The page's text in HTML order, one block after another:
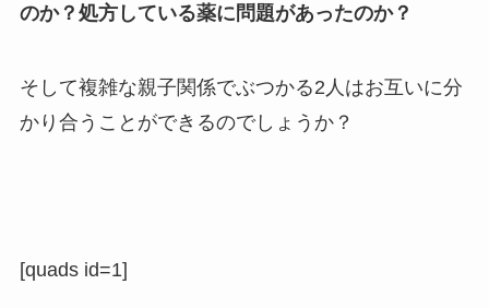
のか？処方している薬に問題があったのか？
そして複雑な親子関係でぶつかる2人はお互いに分
かり合うことができるのでしょうか？
[quads id=1]